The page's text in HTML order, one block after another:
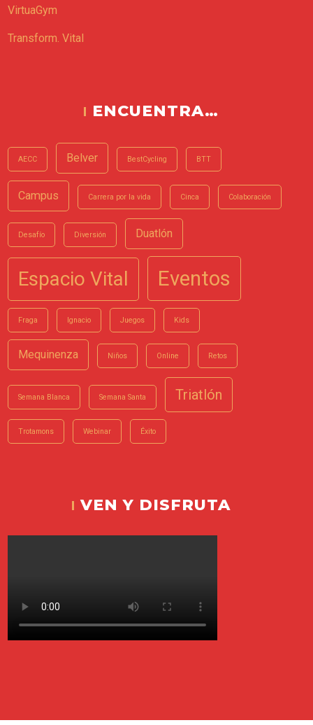
VirtuaGym
Transform. Vital
ENCUENTRA…
AECC Belver BestCycling BTT
Campus Carrera por la vida Cinca Colaboración
Desafío Diversión Duatlón
Espacio Vital Eventos
Fraga Ignacio Juegos Kids
Mequinenza Niños Online Retos
Semana Blanca Semana Santa Triatlón
Trotamons Webinar Éxito
VEN Y DISFRUTA